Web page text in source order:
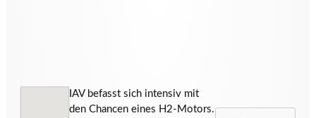
IAV befasst sich intensiv mit
den Chancen eines H2-Motors.